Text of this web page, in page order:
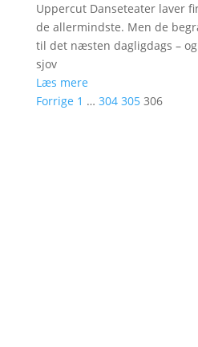
Uppercut Danseteater laver
de allermindste. Men de
til det næsten dagligdags –
sjov
Læs mere
Forrige 1 … 304 305 306